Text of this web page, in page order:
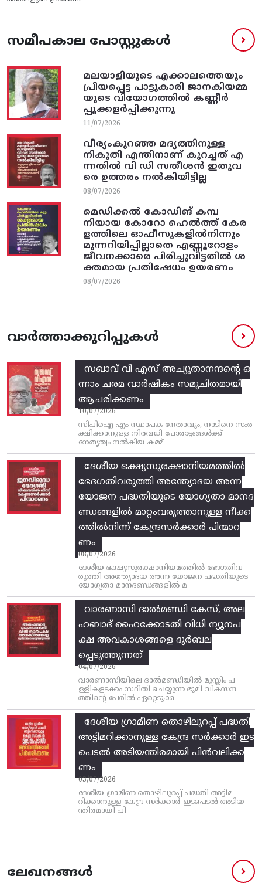
സമീപകാല പോസ്റ്റുകൾ
മലയാളിയുടെ എക്കാലത്തെയും
പ്രിയപ്പെട്ട പാട്ടുകാരി ജാനകിയമ്മ
യുടെ വിയോഗത്തിൽ കണ്ണീർ
പ്പൂക്കളർപ്പിക്കുന്നു
11/07/2026
വീര്യംകുറഞ്ഞ മദ്യത്തിനുള്ള
നികുതി എന്തിനാണ് കുറച്ചത് എ
ന്നതിൽ വി ഡി സതീശൻ ഇതുവ
രെ ഉത്തരം നൽകിയിട്ടില്ല
08/07/2026
മെഡിക്കൽ കോഡിങ് കമ്പ
നിയായ കോറോ ഹെൽത്ത് കേര
ളത്തിലെ ഓഫീസുകളിൽനിന്നും
മുന്നറിയിപ്പില്ലാതെ എണ്ണൂറോളം
ജീവനക്കാരെ പിരിച്ചുവിട്ടതിൽ‌ ശ
ക്തമായ പ്രതിഷേധം ഉയരണം
08/07/2026
വാർത്താക്കുറിപ്പുകൾ
സഖാവ് വി എസ്‌ അച്യുതാനന്ദന്റെ ഒ
ന്നാം ചരമ വാര്‍ഷികം സമുചിതമായി
ആചരിക്കണം
10/07/2026
സിപിഐ എം സ്ഥാപക നേതാവും, നാടിനെ സംര
ക്ഷിക്കാനുള്ള നിരവധി പോരാട്ടങ്ങള്‍ക്ക്‌
നേതൃത്വം നല്‍കിയ കമ്മ്
ദേശീയ ഭക്ഷ്യസുരക്ഷാനിയമത്തിൽ
ഭേദഗതിവരുത്തി അന്ത്യോദയ അന്ന
യോജന പദ്ധതിയുടെ യോഗ്യതാ മാനദ
ണ്ഡങ്ങളിൽ മാറ്റംവരുത്താനുള്ള നീക്ക
ത്തിൽനിന്ന്‌ കേന്ദ്രസർക്കാർ പിന്മാറ
ണം
08/07/2026
ദേശീയ ഭക്ഷ്യസുരക്ഷാനിയമത്തിൽ ഭേദഗതിവ
രുത്തി അന്ത്യോദയ അന്ന യോജന പദ്ധതിയുടെ
യോഗ്യതാ മാനദണ്ഡങ്ങളിൽ മ
വാരണാസി ദാൽമണ്ഡി കേസ്, അല
ഹബാദ് ഹൈക്കോടതി വിധി ന്യൂനപ
ക്ഷ അവകാശങ്ങളെ ദുർബല
പ്പെടുത്തുന്നത്
04/07/2026
വാരണാസിയിലെ ദാൽമണ്ഡിയിൽ മുസ്ലിം പ
ള്ളികളടക്കം സ്ഥിതി ചെയ്യുന്ന ഭൂമി വികസന
ത്തിന്റെ പേരിൽ ഏറ്റെടുക്ക
ദേശീയ ഗ്രാമീണ തൊഴിലുറപ്പ്‌ പദ്ധതി
അട്ടിമറിക്കാനുള്ള കേന്ദ്ര സര്‍ക്കാര്‍ ഇട
പെടല്‍ അടിയന്തിരമായി പിന്‍വലിക്ക
ണം
03/07/2026
ദേശീയ ഗ്രാമീണ തൊഴിലുറപ്പ്‌ പദ്ധതി അട്ടിമ
റിക്കാനുള്ള കേന്ദ്ര സര്‍ക്കാര്‍ ഇടപെടല്‍ അടിയ
ന്തിരമായി പി
ലേഖനങ്ങൾ